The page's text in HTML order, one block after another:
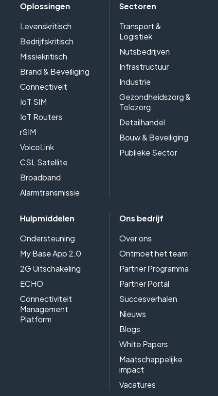
Oplossingen
Levenskritisch
Bedrijfskritisch
Missiekritisch
Brand & Beveiliging
Connectiveit
IoT SIM
IoT Routers
rSIM
VoiceLink
CSL Satellite
Broadband
Alarmtransmissie
Sectoren
Transport &
Logistiek
Nutsbedrijven
Infrastructuur
Industrie
Gezondheidszorg &
Telezorg
Detailhandel
Bouw & Beveiliging
Publieke Sector
Hulpmiddelen
Ondersteuning
My Base App 2.0
2G Uitschakeling
ECHO
Connectiviteit
Management
Platform
Ons bedrijf
Over ons
Ontmoet het team
Partner Programma
Partner Portal
Succesverhalen
Nieuws
Blogs
White Papers
Maatschappelijke
impact
Vacatures